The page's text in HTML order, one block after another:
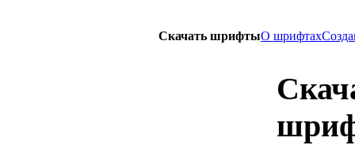
Скачать шрифтыО шрифтах